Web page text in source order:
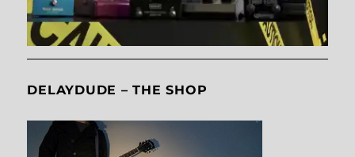
DELAYDUDE – THE SHOP